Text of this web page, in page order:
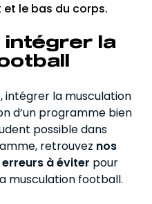
le bas du corps.
intégrer la
la musculation
d’un programme bien
possible dans
retrouvez nos
à éviter pour
musculation football.